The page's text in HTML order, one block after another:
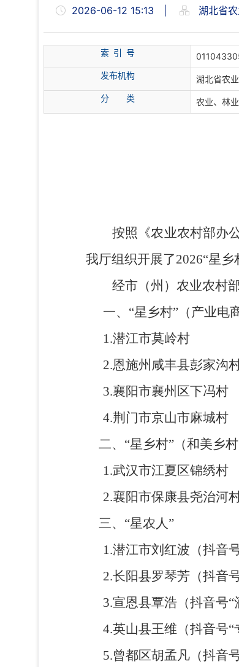
2026-06-12 15:13 湖北省
索 引 号
发布机构
湖北省农
分
类 农业、林
按照《农业农村部办
我厅组织开展了2026“星乡
经市（州）农业农村
一、 “星乡村”（产业电
1.潜江市莫岭村
2.恩施州咸丰县彭家沟
3.襄阳市襄州区下冯村
4.荆门市京山市麻城村
二、“星乡村”（和美乡村
1.武汉市江夏区锦绣村
2.襄阳市保康县尧治河
三、“星农人”
1.潜江市刘红波 （抖音
2.长阳县罗琴芳（抖音
3.宣恩县覃浩（抖音号“
4.英山县王维（抖音号“
5.曾都区胡孟凡（抖音